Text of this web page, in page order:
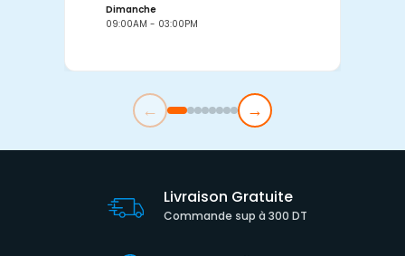
Dimanche
09:00AM - 03:00PM
← →
Livraison Gratuite
Commande sup à 300 DT